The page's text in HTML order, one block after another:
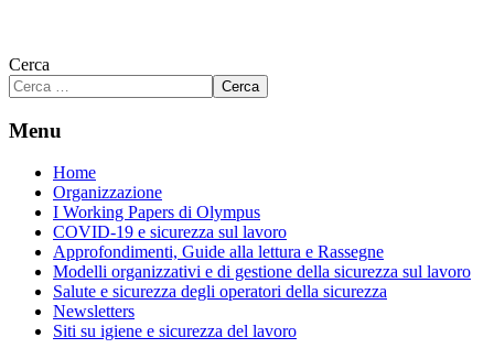
Cerca
Cerca
Menu
Home
Organizzazione
I Working Papers di Olympus
COVID-19 e sicurezza sul lavoro
Approfondimenti, Guide alla lettura e Rassegne
Modelli organizzativi e di gestione della sicurezza sul lavoro
Salute e sicurezza degli operatori della sicurezza
Newsletters
Siti su igiene e sicurezza del lavoro